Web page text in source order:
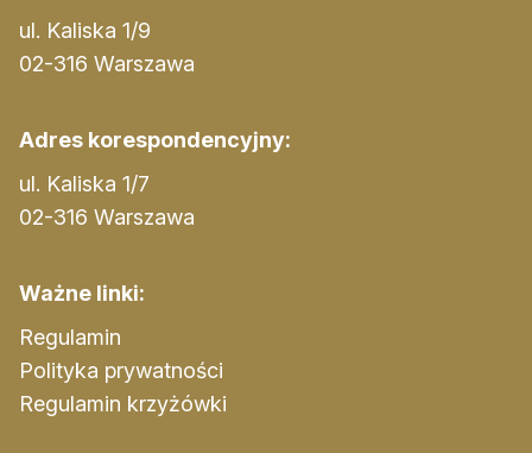
ul. Kaliska 1/9
02-316 Warszawa
Adres korespondencyjny:
ul. Kaliska 1/7
02-316 Warszawa
Ważne linki:
Regulamin
Polityka prywatności
Regulamin krzyżówki